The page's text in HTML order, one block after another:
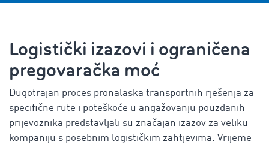
Logistički izazovi i ograničena
pregovaračka moć
Dugotrajan proces pronalaska transportnih rješenja za
specifične rute i poteškoće u angažovanju pouzdanih
prijevoznika predstavljali su značajan izazov za veliku
kompaniju s posebnim logističkim zahtjevima. Vrijeme